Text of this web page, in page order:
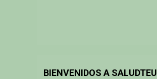
BIENVENIDOS A SALUDTEU